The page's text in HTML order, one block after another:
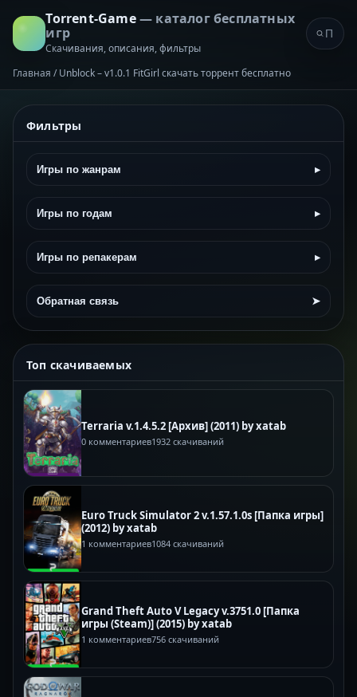
Torrent-Game— каталог бесплатных
игр
Скачивания, описания, фильтры
Главная / Unblock – v1.0.1 FitGirl скачать торрент бесплатно
Фильтры
Игры по жанрам ▸
Игры по годам ▸
Игры по репакерам ▸
Обратная связь ➤
Топ скачиваемых
Terraria v.1.4.5.2 [Архив] (2011) by xatab
0 комментариев1932 скачиваний
Euro Truck Simulator 2 v.1.57.1.0s [Папка игры]
(2012) by xatab
1 комментариев1084 скачиваний
Grand Theft Auto V Legacy v.3751.0 [Папка
игры (Steam)] (2015) by xatab
1 комментариев756 скачиваний